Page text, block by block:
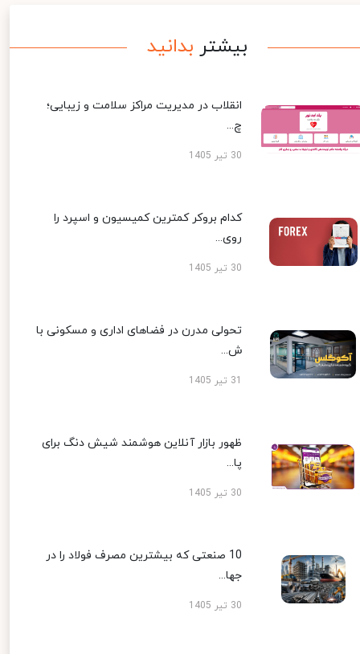
بیشتر بدانید
انقلاب در مدیریت مراکز سلامت و زیبایی؛
چ...
30 تیر 1405
کدام بروکر کمترین کمیسیون و اسپرد را
روی...
30 تیر 1405
تحولی مدرن در فضاهای اداری و مسکونی با
ش...
ظهور بازار آنلاین هوشمند شیش دنگ برای
پا...
30 تیر 1405
10 صنعتی که بیشترین مصرف فولاد را در
جها...
30 تیر 1405